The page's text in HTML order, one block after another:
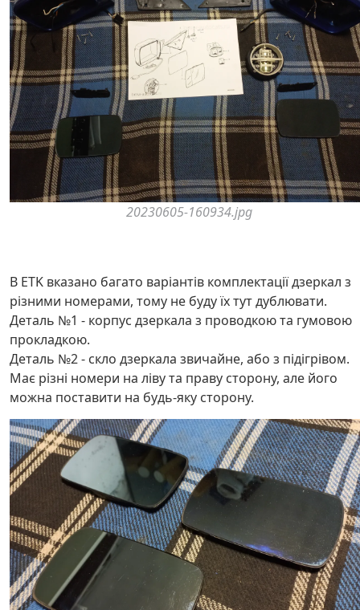
20230605-160934.jpg
В ETK вказано багато варіантів комплектації дзеркал з
різними номерами, тому не буду їх тут дублювати.
Деталь №1 - корпус дзеркала з проводкою та гумовою
прокладкою.
Деталь №2 - скло дзеркала звичайне, або з підігрівом.
Має різні номери на ліву та праву сторону, але його
можна поставити на будь-яку сторону.